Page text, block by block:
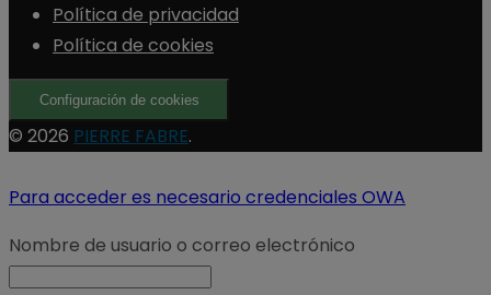
Política de privacidad
Política de cookies
Configuración de cookies
© 2026 PIERRE FABRE.
Para acceder es necesario credenciales OWA
Nombre de usuario o correo electrónico